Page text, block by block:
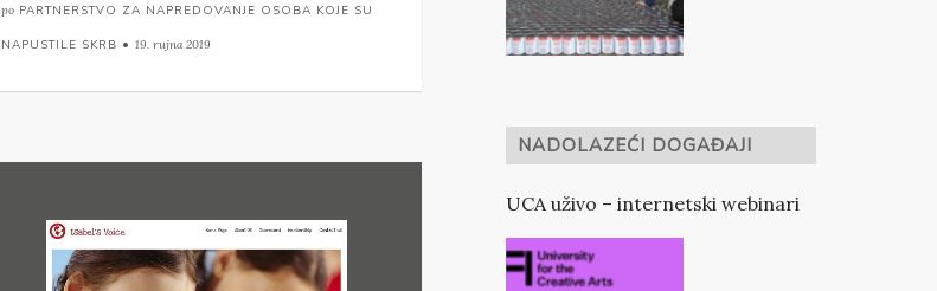
po PARTNERSTVO ZA NAPREDOVANJE OSOBA KOJE SU
NAPUSTILE SKRB • 19. rujna 2019
NADOLAZEĆI DOGAĐAJI
UCA uživo – internetski webinari